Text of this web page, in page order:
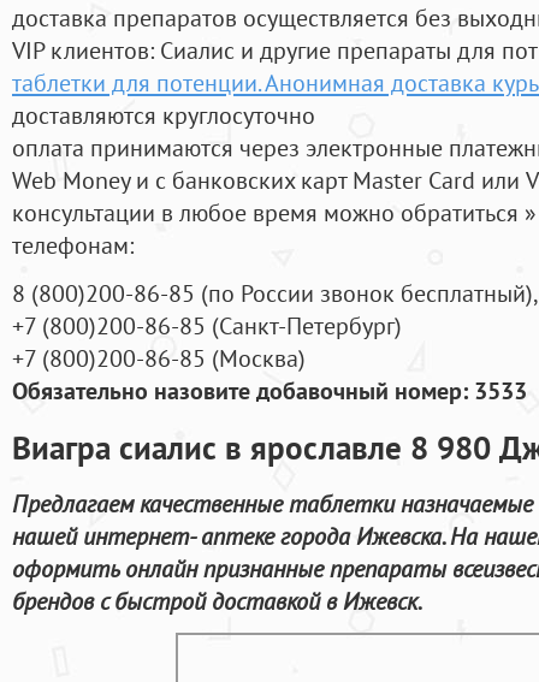
доставка препаратов осуществляется без
VIP клиентов: Сиалис и другие препараты для
таблетки для потенции. Анонимная доставка
доставляются круглосуточно
оплата принимаются через электронные
Web Money и с банковских карт Master Card или
консультации в любое время можно обратиться
телефонам:
8 (800)200-86-85 (по России звонок бесплатный),
+7 (800)200-86-85 (Санкт-Петербург)
+7 (800)200-86-85 (Москва)
Обязательно назовите добавочный номер: 3533
Виагра сиалис в ярославле 8 980
Предлагаем качественные таблетки
нашей интернет- аптеке города Ижевска. На
оформить онлайн признанные препараты
брендов с быстрой доставкой в Ижевск.